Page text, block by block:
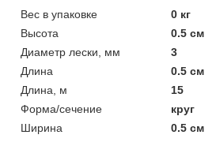
Вес в упаковке
0 кг
Высота
0.5 см
Диаметр лески, мм
3
Длина
0.5 см
Длина, м
15
Форма/сечение
круг
Ширина
0.5 см